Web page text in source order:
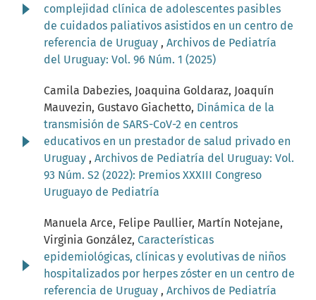
complejidad clínica de adolescentes pasibles
de cuidados paliativos asistidos en un centro de
referencia de Uruguay , Archivos de Pediatría
del Uruguay: Vol. 96 Núm. 1 (2025)
Camila Dabezies, Joaquina Goldaraz, Joaquín
Mauvezin, Gustavo Giachetto, Dinámica de la
transmisión de SARS-CoV-2 en centros
educativos en un prestador de salud privado en
Uruguay , Archivos de Pediatría del Uruguay: Vol.
93 Núm. S2 (2022): Premios XXXIII Congreso
Uruguayo de Pediatría
Manuela Arce, Felipe Paullier, Martín Notejane,
Virginia González, Características
epidemiológicas, clínicas y evolutivas de niños
hospitalizados por herpes zóster en un centro de
referencia de Uruguay , Archivos de Pediatría